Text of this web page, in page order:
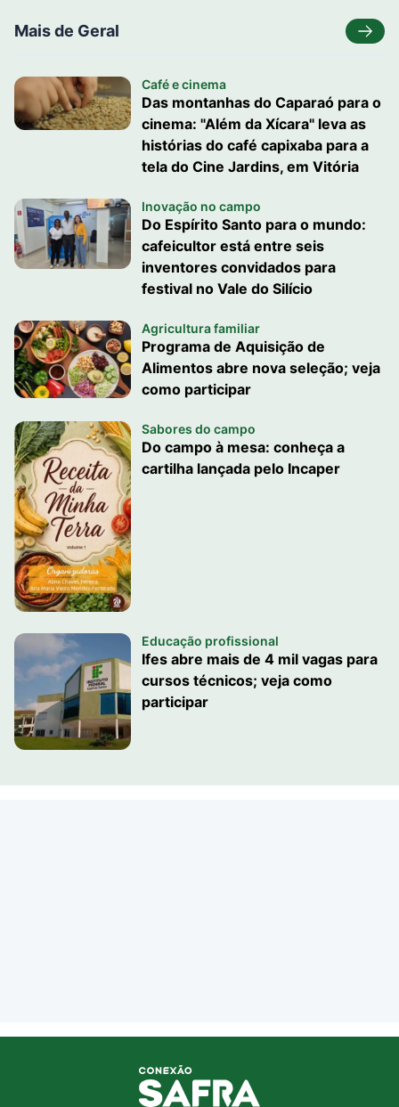
Mais de Geral
Café e cinema
Das montanhas do Caparaó para o
cinema: "Além da Xícara" leva as
histórias do café capixaba para a
tela do Cine Jardins, em Vitória
Inovação no campo
Do Espírito Santo para o mundo:
cafeicultor está entre seis
inventores convidados para
festival no Vale do Silício
Agricultura familiar
Programa de Aquisição de
Alimentos abre nova seleção; veja
como participar
Sabores do campo
Do campo à mesa: conheça a
cartilha lançada pelo Incaper
Educação profissional
Ifes abre mais de 4 mil vagas para
cursos técnicos; veja como
participar